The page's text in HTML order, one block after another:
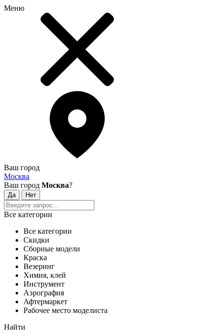
Меню
Ваш город
Москва
Ваш город Москва?
Все категории
Все категории
Скидки
Сборные модели
Краска
Везеринг
Химия, клей
Инструмент
Аэрография
Афтермаркет
Рабочее место моделиста
Найти